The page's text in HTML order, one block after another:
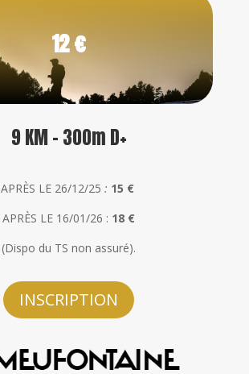
12 €
9 KM - 300m D+
APRÈS LE 26/12/25 : 15 €
APRÈS LE 16/01/26 : 18 €
(Dispo du TS non assuré).
INSCRIPTION